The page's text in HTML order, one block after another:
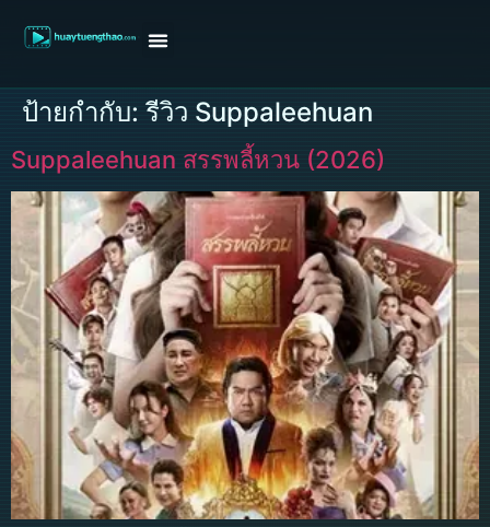
ป้ายกำกับ: รีวิว Suppaleehuan
Suppaleehuan สรรพลี้หวน (2026)